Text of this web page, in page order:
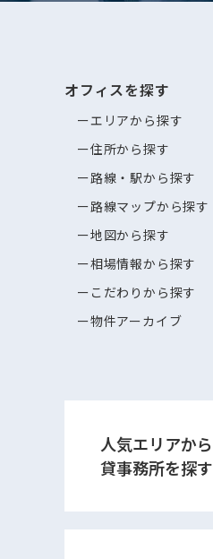
オフィスを探す
エリアから探す
住所から探す
路線・駅から探す
路線マップから探す
地図から探す
相場情報から探す
こだわりから探す
物件アーカイブ
人気エリアから
貸事務所を探す